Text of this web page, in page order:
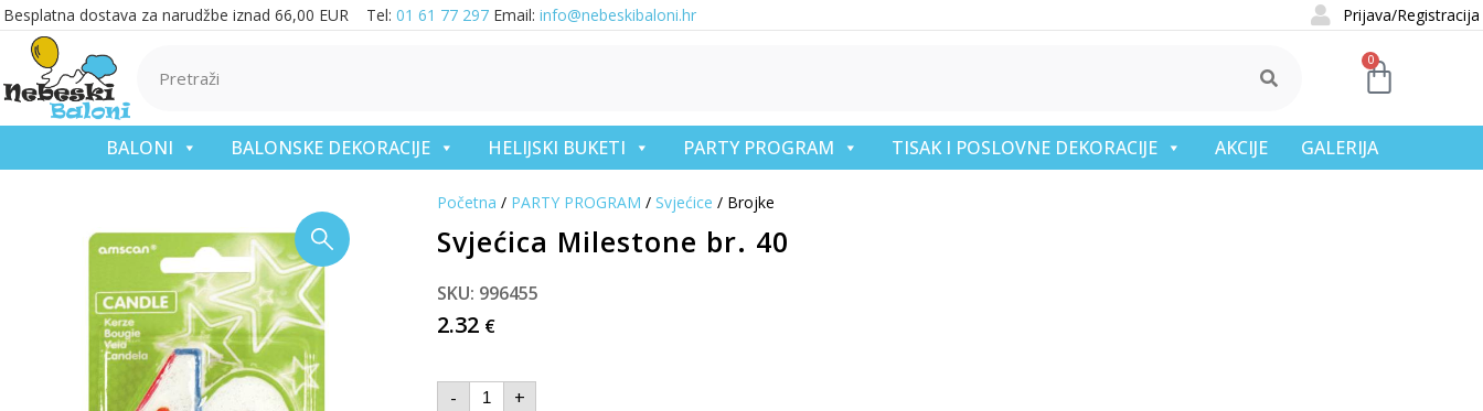
Besplatna dostava za narudžbe iznad 66,00 EUR Tel: 01 61 77 297 Email: info@nebeskibaloni.hr Prijava/Registracija
0
BALONI BALONSKE DEKORACIJE HELIJSKI BUKETI PARTY PROGRAM TISAK I POSLOVNE DEKORACIJE AKCIJE GALERIJA
Početna / PARTY PROGRAM / Svjećice / Brojke
Svjećica Milestone br. 40
SKU: 996455
2.32 €
-
+